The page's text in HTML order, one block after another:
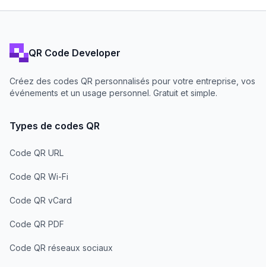
QR Code Developer
Créez des codes QR personnalisés pour votre entreprise, vos
événements et un usage personnel. Gratuit et simple.
Types de codes QR
Code QR URL
Code QR Wi-Fi
Code QR vCard
Code QR PDF
Code QR réseaux sociaux